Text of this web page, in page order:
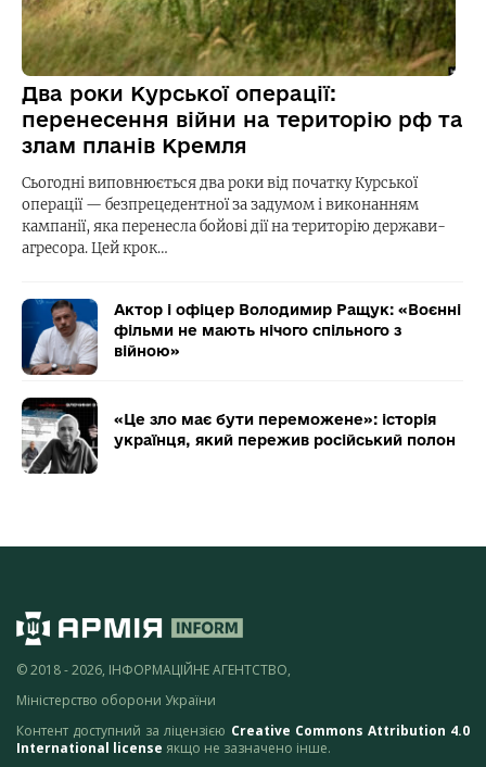
Два роки Курської операції:
перенесення війни на територію рф та
злам планів Кремля
Сьогодні виповнюється два роки від початку Курської
операції — безпрецедентної за задумом і виконанням
кампанії, яка перенесла бойові дії на територію держави-
агресора. Цей крок…
Актор і офіцер Володимир Ращук: «Воєнні
фільми не мають нічого спільного з
війною»
«Це зло має бути переможене»: історія
українця, який пережив російський полон
© 2018 - 2026, ІНФОРМАЦІЙНЕ АГЕНТСТВО,
Міністерство оборони України
Контент доступний за ліцензією Creative Commons Attribution 4.0
International license якщо не зазначено інше.